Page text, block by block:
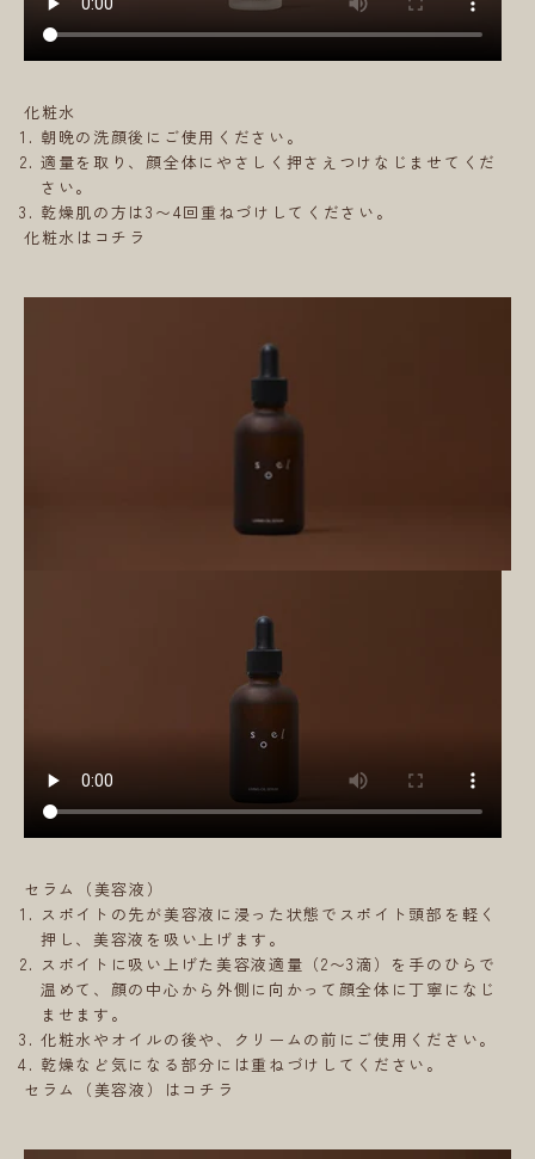
化粧水
朝晩の洗顔後にご使用ください。
適量を取り、顔全体にやさしく押さえつけなじませてくだ
さい。
乾燥肌の方は3〜4回重ねづけしてください。
化粧水はコチラ
セラム（美容液）
スポイトの先が美容液に浸った状態でスポイト頭部を軽く
押し、美容液を吸い上げます。
スポイトに吸い上げた美容液適量（2〜3滴）を手のひらで
温めて、顔の中心から外側に向かって顔全体に丁寧になじ
ませます。
化粧水やオイルの後や、クリームの前にご使用ください。
乾燥など気になる部分には重ねづけしてください。
セラム（美容液）はコチラ